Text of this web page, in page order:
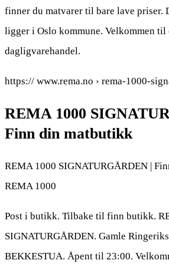
finner du matvarer til bare lave priser.
ligger i Oslo kommune. Velkommen til
dagligvarehandel.
https:// www.rema.no › rema-1000-
REMA 1000
Finn din matbutikk
REMA 1000 SIGNATURGÅRDEN |
REMA 1000
Post i butikk. Tilbake til finn butikk.
SIGNATURGÅRDEN. Gamle
BEKKESTUA. Åpent til 23:00.